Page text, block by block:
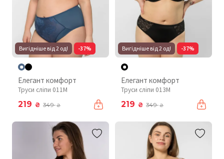
Вигідніше від 2 од! -37%
Елегант комфорт
Труси сліпи 011М
219 ₴ 349₴
Вигідніше від 2 од! -37%
Елегант комфорт
Труси сліпи 013M
219 ₴ 349₴